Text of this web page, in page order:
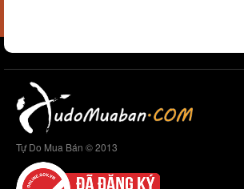
Tự Do Mua Bán © 2013